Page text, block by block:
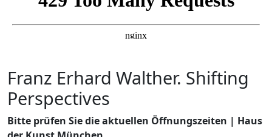
Franz Erhard Walther. Shifting
Perspectives
Bitte prüfen Sie die aktuellen Öffnungszeiten | Haus